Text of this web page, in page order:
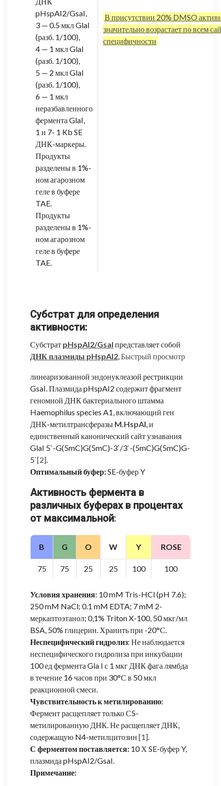
pHspAI2/GsaI,
3 — 0.5 мкл GlaI
(разб. 1/100),
4 — 1 мкл GlaI
(разб. 1/100),
5 — 2 мкл GlaI
(разб. 1/100),
6 — 1 мкл
неразбавленного
фермента GlaI,
1 и 7- 1 Kb SE
ДНК-маркеры.
Продукты
разделены в 1%-
ном агарозном
геле в буфере
TAE.
Продукты
разделены в 1%-
ном агарозном
геле в буфере
TAE.
В присутствии 20% DMSO
значительно возрастает по всем
специфичности
Субстрат для определения
активности:
Субстрат pHspAI2/GsaI представляет собой
ДНК плазмиды pHspAI2 Быстрый просмотр
линеаризованной эндонуклеазой рестрикции
GsaI. Плазмида pHspAI2 содержит фрагмент
геномной ДНК бактериального штамма
Haemophilus species A1, включающий ген
ДНК-метилтрансферазы M.HspAI , и
единственный канонический сайт узнавания
GlaI 5`-G(5mC)G(5mC)-3`/3`-(5mC)G(5mC)G-
5`[2]
Оптимальный буфер:SE-буфер Y
Активность фермента в
различных буферах в процентах
от максимальной:
B G O W Y ROSE
75 75 25 25 100 100
Условия хранения: 10 mM Tris-HCl (pH 7.6);
250 mM NaCl; 0.1 mM EDTA; 7 mM 2-
меркаптоэтанол; 0,1% Triton X-100, 50 мкг/мл
BSA, 50% глицерин. Хранить при -20°С.
Неспецифический гидролиз: Не наблюдается
неспецифического гидролиза при инкубации
100 ед фермента Gla I с 1 мкг ДНК фага лямбда
в течение 16 часов при 30°С в 50 мкл
реакционной смеси.
Чувствительность к метилированию:
Фермент расщепляет только С5-
метилированную ДНК. Не расщепляет ДНК,
содержащую N4-метилцитозин [1]
С ферментом поставляется: 10 Х SE-буфер Y,
плазмида pHspAI2/GsaI.
Примечание: